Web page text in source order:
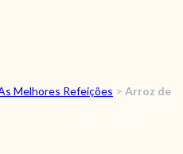
Melhores Refeições > Arroz de